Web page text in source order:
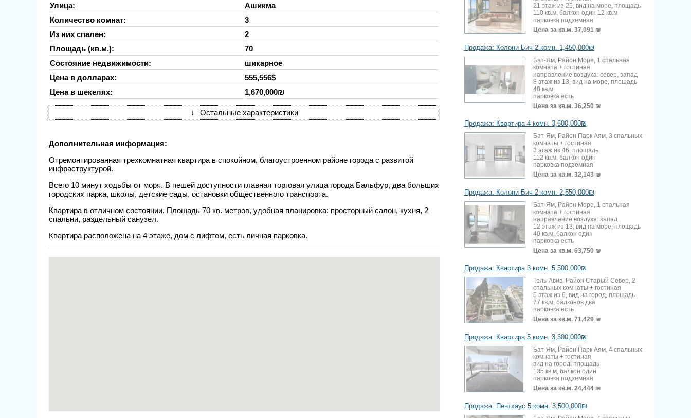
Улица:
Ашикма
Количество комнат:
3
Из них спален:
2
Площадь (кв.м.):
70
Состояние недвижимости:
шикарное
Цена в долларах:
555,556$
Цена в шекелях:
1,670,000₪
↓ Остальные характеристики
Дополнительная информация:
Отремонтированная трехкомнатная квартира в спокойном, благоустроенном районе города с развитой
инфраструктурой.
Всего 10 минут ходьбы от моря. В пешей доступности главная торговая улица города Бальфур, два больших
городских парка, школы, детские сады, остановки общественного транспорта.
Квартира в отличном состоянии. Площадь 70 кв. метров, удобная планировка: просторный салон, кухня, 2
спальни, раздельный санузел.
Квартира расположена на 4 этаже, дом с лифтом, есть личная парковка.
21 этаж из 25, вид на море, площадь
110 кв.м, балкон один 12 кв.м
парковка подземная
Цена за кв.м. 37,091 ₪
Продажа: Колони Бич 2 комн. 1,450,000₪
Бат-Ям, Район Море, 1 спальная
комната + гостиная
направление воздуха: север, запад
8 этаж из 13, вид на море, площадь
40 кв.м
парковка есть
Цена за кв.м. 36,250 ₪
Продажа: Квартира 4 комн. 3,600,000₪
Бат-Ям, Район Парк Аям, 3 спальных
комнаты + гостиная
3 этаж из 46, площадь
112 кв.м, балкон один
парковка подземная
Цена за кв.м. 32,143 ₪
Продажа: Колони Бич 2 комн. 2,550,000₪
Бат-Ям, Район Море, 1 спальная
комната + гостиная
направление воздуха: запад
12 этаж из 13, вид на море, площадь
40 кв.м, балкон один
парковка есть
Цена за кв.м. 63,750 ₪
Продажа: Квартира 3 комн. 5,500,000₪
Тель-Авив, Район Старый Север, 2
спальных комнаты + гостиная
5 этаж из 6, вид на город, площадь
77 кв.м, балконов два
парковка есть
Цена за кв.м. 71,429 ₪
Продажа: Квартира 5 комн. 3,300,000₪
Бат-Ям, Район Парк Аям, 4 спальных
комнаты + гостиная
вид на город, площадь
135 кв.м, балкон один
парковка подземная
Цена за кв.м. 24,444 ₪
Продажа: Пентхаус 5 комн. 3,500,000₪